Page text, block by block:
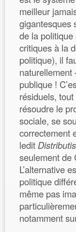
meilleur
gigantesques
de la
critiques à la
politique), il
naturellement
publique !
résiduels,
résoudre le
sociale, se
correctement
ledit
seulement de
L’alternative
politique
même pas
notamment